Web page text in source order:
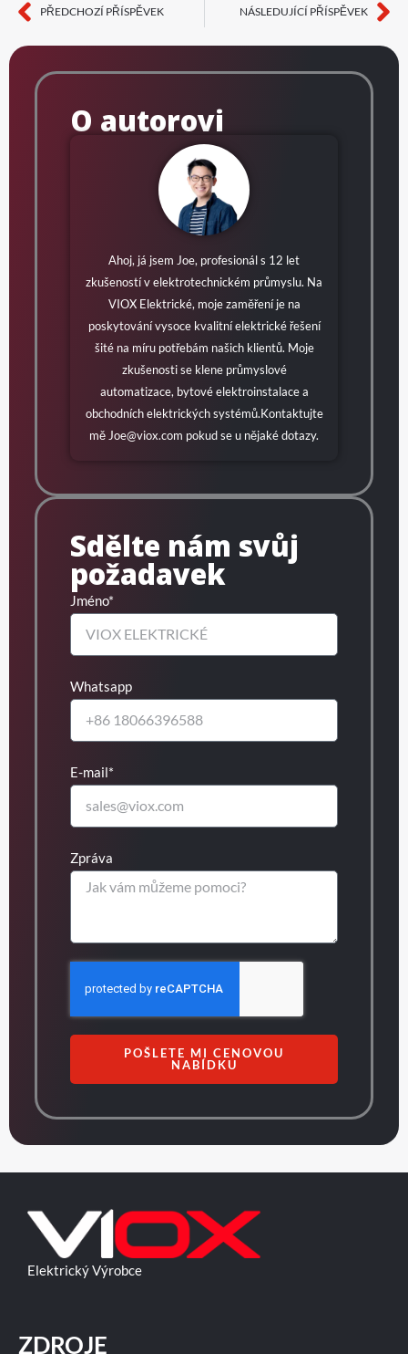
Předchozí
PŘEDCHOZÍ PŘÍSPĚVEK NÁSLEDUJÍCÍ PŘÍSPĚVEK
O autorovi
Ahoj, já jsem Joe, profesionál s 12 let
zkušeností v elektrotechnickém průmyslu. Na
VIOX Elektrické, moje zaměření je na
poskytování vysoce kvalitní elektrické řešení
šité na míru potřebám našich klientů. Moje
zkušenosti se klene průmyslové
automatizace, bytové elektroinstalace a
obchodních elektrických systémů.Kontaktujte
mě Joe@viox.com pokud se u nějaké dotazy.
Sdělte nám svůj
požadavek
Jméno*
Whatsapp
E-mail*
Zpráva
POŠLETE MI CENOVOU
NABÍDKU
Elektrický Výrobce
ZDROJE